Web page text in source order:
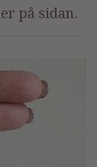
på sidan.